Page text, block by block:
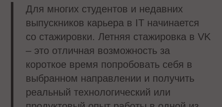
Для многих студентов и недавних
выпускников карьера в IT начинается
со стажировки. Летняя стажировка в VK
– это отличная возможность за
короткое время попробовать себя в
выбранном направлении и получить
реальный технологический или